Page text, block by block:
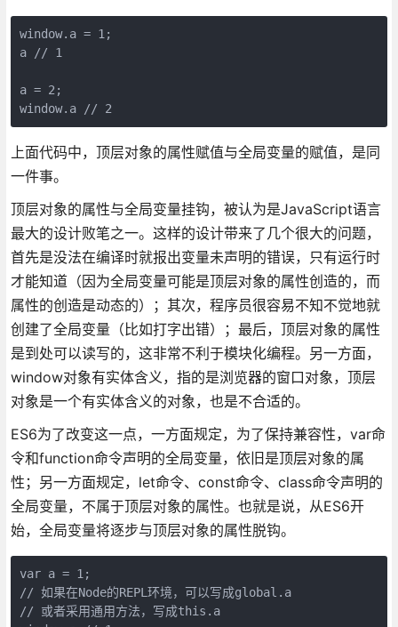
window.a = 1;
a // 1
a = 2;
上面代码中，顶层对象的属性赋值与全局变量的赋值，是同
一件事。
顶层对象的属性与全局变量挂钩，被认为是JavaScript语言
最大的设计败笔之一。这样的设计带来了几个很大的问题，
首先是没法在编译时就报出变量未声明的错误，只有运行时
才能知道（因为全局变量可能是顶层对象的属性创造的，而
属性的创造是动态的）；其次，程序员很容易不知不觉地就
创建了全局变量（比如打字出错）；最后，顶层对象的属性
是到处可以读写的，这非常不利于模块化编程。另一方面，
window对象有实体含义，指的是浏览器的窗口对象，顶层
对象是一个有实体含义的对象，也是不合适的。
ES6为了改变这一点，一方面规定，为了保持兼容性，var命
令和function命令声明的全局变量，依旧是顶层对象的属
性；另一方面规定，let命令、const命令、class命令声明的
全局变量，不属于顶层对象的属性。也就是说，从ES6开
始，全局变量将逐步与顶层对象的属性脱钩。
var a = 1;
// 如果在Node的REPL环境，可以写成global.a
// 或者采用通用方法，写成this.a